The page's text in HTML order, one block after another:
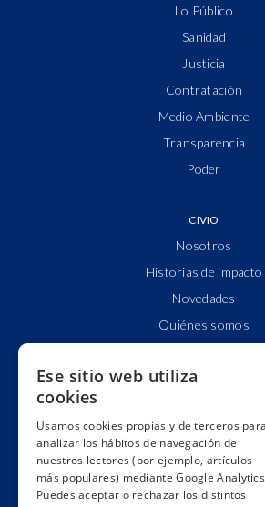
Lo Público
Sanidad
Justicia
Contratación
Medio Ambiente
Transparencia
Poder
CIVIO
Nosotros
Historias de impacto
Novedades
Quiénes somos
Alianzas y redes
Impacto
Premios
Formación
Ese sitio web utiliza
cookies
Usamos cookies propias y de terceros para
analizar los hábitos de navegación de
nuestros lectores (por ejemplo, artículos
más populares) mediante Google
Puedes aceptar o rechazar los distintos